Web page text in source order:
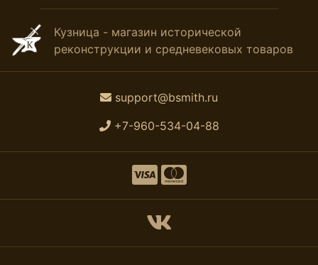
Кузница - магазин исторической
реконструкции и средневековых товаров
support@bsmith.ru
+7-960-534-04-88